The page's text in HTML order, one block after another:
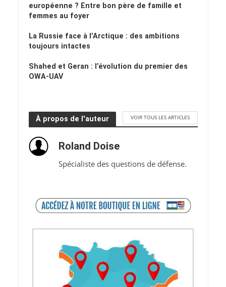
européenne ? Entre bon père de famille et
femmes au foyer
La Russie face à l’Arctique : des ambitions
toujours intactes
Shahed et Geran : l’évolution du premier des
OWA-UAV
À propos de l'auteur VOIR TOUS LES ARTICLES
Roland Doise
Spécialiste des questions de défense.